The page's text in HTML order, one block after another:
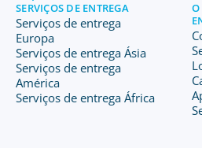
SERVIÇOS DE ENTREGA
Serviços de entrega
Europa
Serviços de entrega Ásia
Serviços de entrega
América
Serviços de entrega África
O